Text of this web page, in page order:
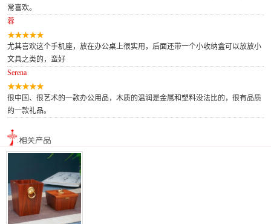
常喜欢。
蓉
尤其喜欢这个手机座，放在办公桌上很实用，后面还带一个小收纳盒可以放放小
文具之类的，蛮好
Serena
很中国、很艺术的一款办公用品，木质的温润是金属和塑料没法比的，很有品质
的一款礼品。